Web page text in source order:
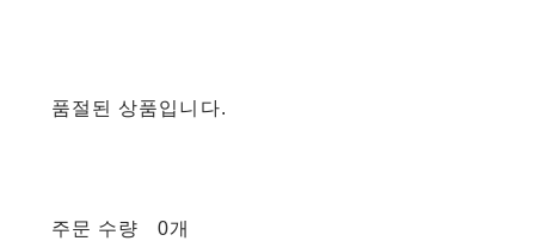
품절된 상품입니다.
주문 수량
0개